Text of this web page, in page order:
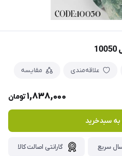
علاقه‌مندی مقایسه
1,838,000تومان
سبدخرید
سریع گارانتی اصالت کالا